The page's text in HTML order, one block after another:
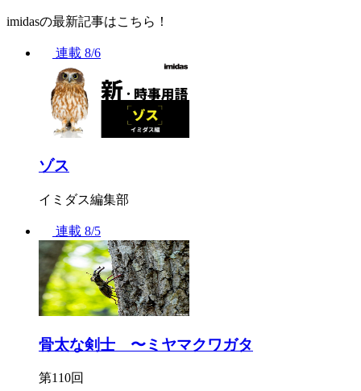
imidasの最新記事はこちら！
連載 8/6
ゾス
イミダス編集部
連載 8/5
骨太な剣士 〜ミヤマクワガタ
第110回